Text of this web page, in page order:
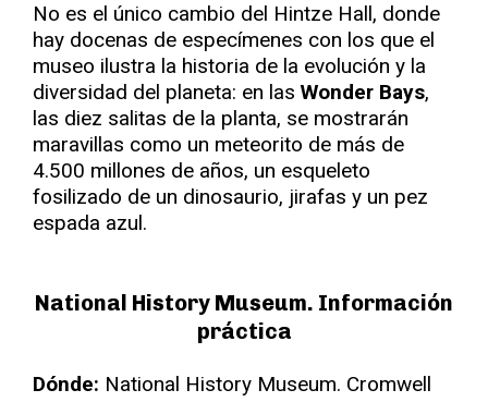
No es el único cambio del Hintze Hall, donde
hay docenas de especímenes con los que el
museo ilustra la historia de la evolución y la
diversidad del planeta: en las Wonder Bays,
las diez salitas de la planta, se mostrarán
maravillas como un meteorito de más de
4.500 millones de años, un esqueleto
fosilizado de un dinosaurio, jirafas y un pez
espada azul.
National History Museum. Información
práctica
Dónde: National History Museum. Cromwell